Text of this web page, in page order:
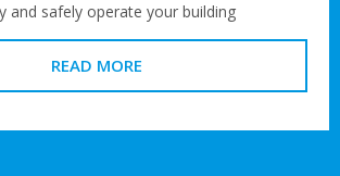
quality and safely operate your building.
READ MORE